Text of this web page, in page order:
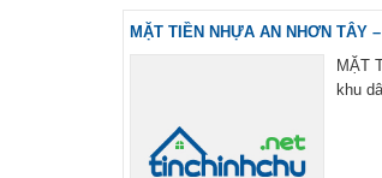
MẶT TIỀN NHỰA AN NHƠN TÂY
MẶT
khu